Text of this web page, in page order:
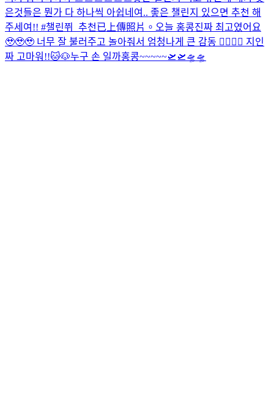
은것들은 뭔가 다 하나씩 아쉽네여.. 좋은 챌린지 있으면 추천 해
주세여!! #챌린쮜_추천已上傳照片。 오늘 홍콩진짜 최고였어요
🥹🥹🥹 너무 잘 불러주고 놀아줘서 엄청나게 큰 감동 🙂‍↕️🙂‍↕️ 지인
짜 고마워!!🐱🐶누구 손 일까홍콩~~~~~🛫🛫🛸🛸